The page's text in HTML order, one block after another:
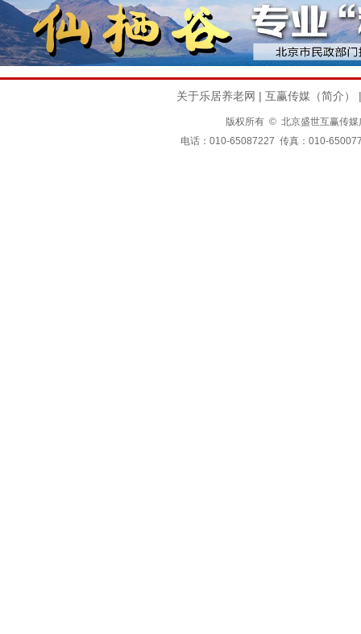
关于乐居养老网 | 互赢传媒（简介）
版权所有 © 北京盛世互赢传
电话：010-65087227 传真：010-